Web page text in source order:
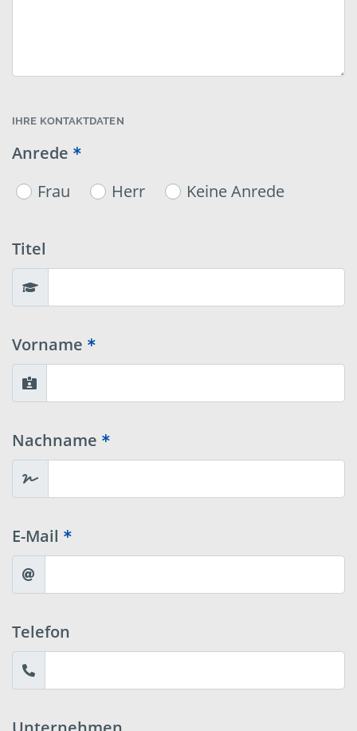
IHRE KONTAKTDATEN
Anrede
Frau
Herr Keine Anrede
Titel
Vorname
Nachname
E-Mail
Telefon